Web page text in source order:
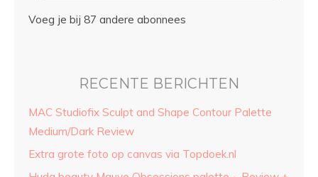
Voeg je bij 87 andere abonnees
RECENTE BERICHTEN
MAC Studiofix Sculpt and Shape Contour Palette
Medium/Dark Review
Extra grote foto op canvas via Topdoek.nl